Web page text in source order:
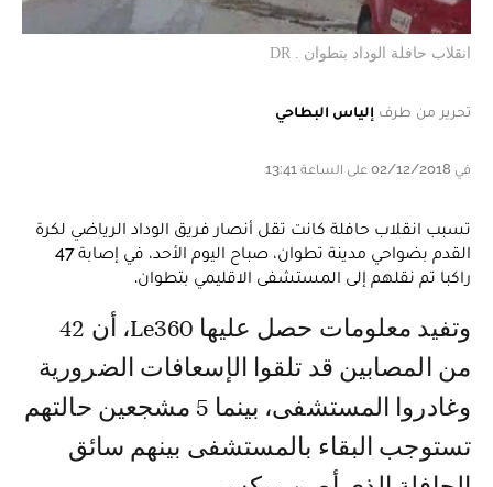
انقلاب حافلة الوداد بتطوان . DR
تحرير من طرف إلياس البطاحي
في 02/12/2018 على الساعة 13:41
تسبب انقلاب حافلة كانت تقل أنصار فريق الوداد الرياضي لكرة
القدم بضواحي مدينة تطوان، صباح اليوم الأحد، في إصابة 47
راكبا تم نقلهم إلى المستشفى الاقليمي بتطوان.
وتفيد معلومات حصل عليها Le360، أن 42
من المصابين قد تلقوا الإسعافات الضرورية
وغادروا المستشفى، بينما 5 مشجعين حالتهم
تستوجب البقاء بالمستشفى بينهم سائق